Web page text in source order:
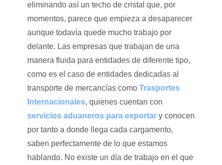
eliminando así un techo de cristal que, por
momentos, parece que empieza a desaparecer
aunque todavía quede mucho trabajo por
delante. Las empresas que trabajan de una
manera fluida para entidades de diferente tipo,
como es el caso de entidades dedicadas al
transporte de mercancías como Trasportes
Internacionales, quienes cuentan con
servicios aduaneros para exportary conocen
por tanto a donde llega cada cargamento,
saben perfectamente de lo que estamos
hablando. No existe un día de trabajo en el que